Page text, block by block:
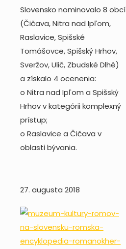
Slovensko nominovalo 8 obcí
(Čičava, Nitra nad Ipľom,
Raslavice, Spišské
Tomášovce, Spišský Hrhov,
Sveržov, Ulič, Zbudské Dlhé)
a získalo 4 ocenenia:
o Nitra nad Ipľom a Spišský
Hrhov v kategórii komplexný
prístup;
o Raslavice a Čičava v
oblasti bývania.
27. augusta 2018